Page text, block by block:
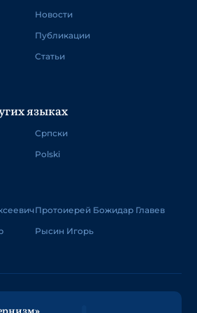
Новости
Публикации
Статьи
языках
Српски
Polski
Протоиерей Божидар Главев
Рысин Игорь